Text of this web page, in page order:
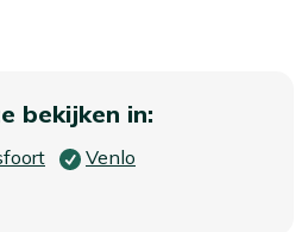
bekijken in:
Venlo